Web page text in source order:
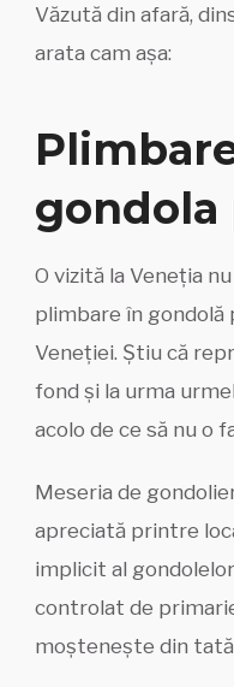
Văzută din afară,
arata cam așa:
gondola
O vizită la Veneția
plimbare în gondolă
Veneției. Știu că
fond și la urma
acolo de ce să nu o
Meseria de
apreciată printre
implicit al
controlat de
moștenește din tată